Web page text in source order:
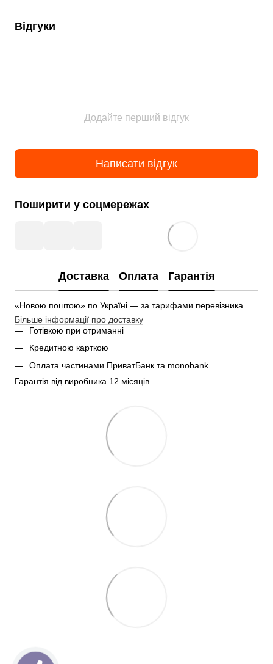
Відгуки
Додайте перший відгук
Написати відгук
Поширити у соцмережах
Доставка Оплата Гарантія
«Новою поштою» по Україні — за тарифами перевізника
Більше інформації про доставку
Готівкою при отриманні
Кредитною карткою
Оплата частинами ПриватБанк та monobank
Гарантія від виробника 12 місяців.